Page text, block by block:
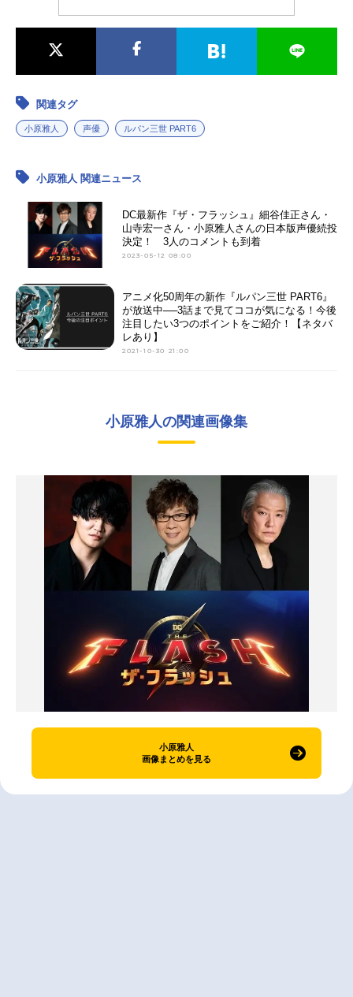
関連タグ
小原雅人 声優 ルパン三世 PART6
小原雅人 関連ニュース
DC最新作『ザ・フラッシュ』細谷佳正さん・
山寺宏一さん・小原雅人さんの日本版声優続投
決定！ 3人のコメントも到着
2023-05-12 08:00
アニメ化50周年の新作『ルパン三世 PART6』
が放送中──3話まで見てココが気になる！今後
注目したい3つのポイントをご紹介！【ネタバ
レあり】
2021-10-30 21:00
小原雅人の関連画像集
小原雅人
画像まとめを見る